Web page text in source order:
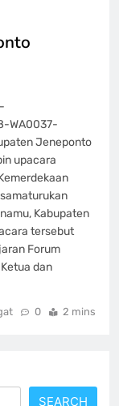
WA0037-
Jeneponto
upacara
Kabupaten
tersebut
Forum
dan
0 2 mins
SEARCH